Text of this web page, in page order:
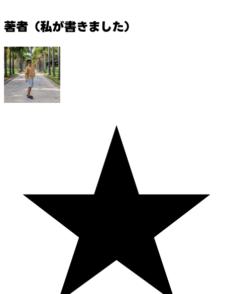
著者（私が書きました）